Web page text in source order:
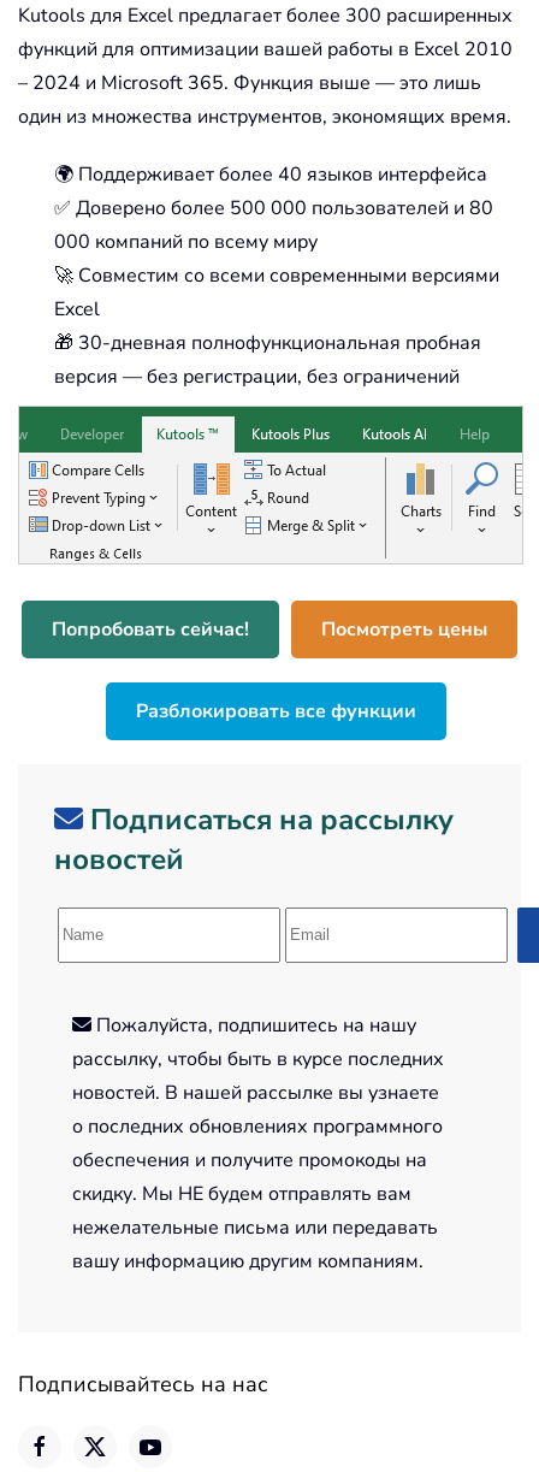
Kutools для Excel предлагает более 300 расширенных
функций для оптимизации вашей работы в Excel 2010
– 2024 и Microsoft 365. Функция выше — это лишь
один из множества инструментов, экономящих время.
🌍 Поддерживает более 40 языков интерфейса
✅ Доверено более 500 000 пользователей и 80
000 компаний по всему миру
🚀 Совместим со всеми современными версиями
Excel
🎁 30-дневная полнофункциональная пробная
версия — без регистрации, без ограничений
Попробовать сейчас! Посмотреть цены
Разблокировать все функции
Подписаться на рассылку
новостей
Пожалуйста, подпишитесь на нашу
рассылку, чтобы быть в курсе последних
новостей. В нашей рассылке вы узнаете
о последних обновлениях программного
обеспечения и получите промокоды на
скидку. Мы НЕ будем отправлять вам
нежелательные письма или передавать
вашу информацию другим компаниям.
Подписывайтесь на нас